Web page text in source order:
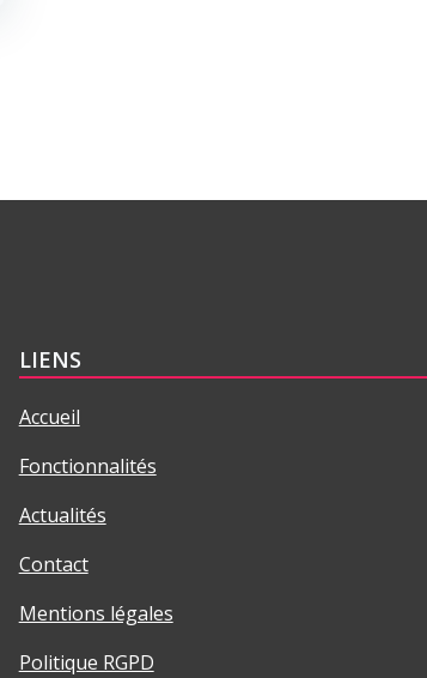
LIENS
Accueil
Fonctionnalités
Actualités
Contact
Mentions légales
Politique RGPD